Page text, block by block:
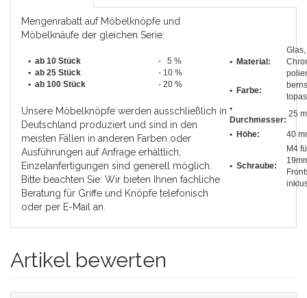
Mengenrabatt auf Möbelknöpfe und
Möbelknäufe der gleichen Serie:
• ab 10 Stück
- 5 %
• ab 25 Stück
- 10 %
• ab 100 Stück - 20 %
Unsere Möbelknöpfe werden ausschließlich in
Deutschland produziert und sind in den
meisten Fällen in anderen Farben oder
Ausführungen auf Anfrage erhältlich,
Einzelanfertigungen sind generell möglich.
Bitte beachten Sie: Wir bieten Ihnen fachliche
Beratung für Griffe und Knöpfe telefonisch
oder per E-Mail an.
• Material:
Glas,
• Farbe:
•
Durchmesser:
25
• Höhe: 40
• Schraube:
M4
Artikel bewerten